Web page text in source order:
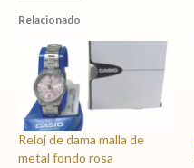
Relacionado
Reloj de dama malla de
metal fondo rosa